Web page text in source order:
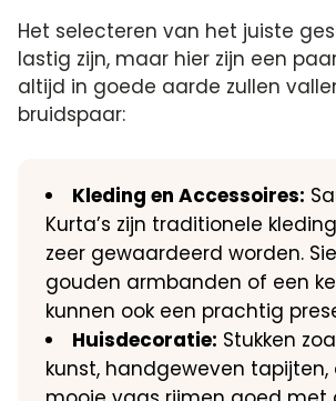
Het selecteren van het juiste
lastig zijn, maar hier zijn een
altijd in goede aarde zullen
bruidspaar:
Kleding en Accessoires:
Kurta’s zijn traditionele
zeer gewaardeerd worden.
gouden armbanden of een
kunnen ook een prachtig
Huisdecoratie: Stukken
kunst, handgeweven tapijten,